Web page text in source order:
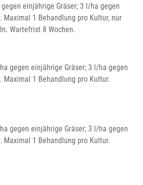
einjährige Gräser; 3 l/ha gegen
Maximal 1 Behandlung pro Kultur, nur
Wartefrist 8 Wochen.
gegen einjährige Gräser; 3 l/ha gegen
Maximal 1 Behandlung pro Kultur.
gegen einjährige Gräser; 3 l/ha gegen
Maximal 1 Behandlung pro Kultur.